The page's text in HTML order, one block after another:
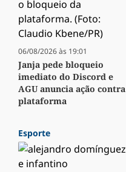
06/08/2026 às 19:01
Janja pede bloqueio
imediato do Discord e
AGU anuncia ação contra
plataforma
Esporte